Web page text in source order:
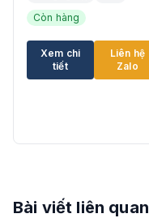
Còn hàng
Xem chi
tiết
Liên hệ
Zalo
Bài viết liên quan